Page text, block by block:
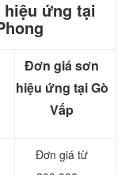
ứng tại
Đơn giá sơn
hiệu ứng tại Gò
Vấp
Đơn giá từ